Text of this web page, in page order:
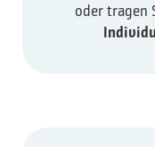
oder tragen